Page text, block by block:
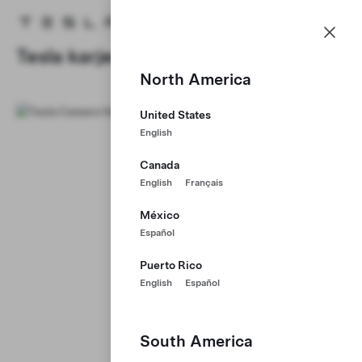
Tesla homepage
Skip to main content
North America
United States
English
Canada
English Français
México
Español
Puerto Rico
English Español
South America
Tesla karjera